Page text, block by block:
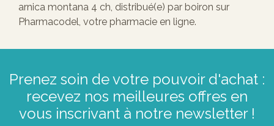
arnica montana 4 ch, distribué(e) par boiron sur
Pharmacodel, votre pharmacie en ligne.
Prenez soin de votre pouvoir d'achat :
recevez nos meilleures offres en
vous inscrivant à notre newsletter !